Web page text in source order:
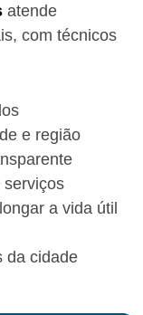
atende
com técnicos
e região
a vida útil
da cidade